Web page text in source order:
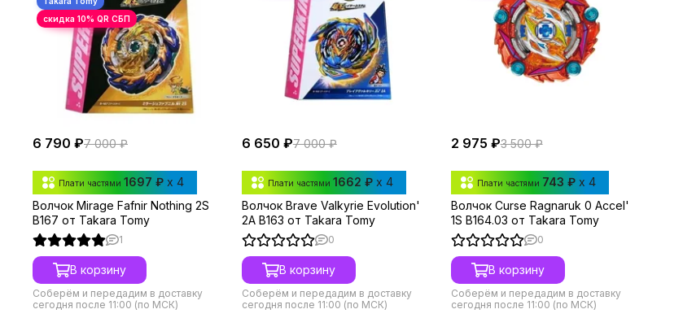
6 790 ₽7 000 ₽
Плати частями 1697 ₽ x 4
Волчок Mirage Fafnir Nothing 2S
B167 от Takara Tomy
1
В корзину
Соберём и передадим в доставку
сегодня после 11:00 (по МСК)
6 650 ₽7 000 ₽
Плати частями 1662 ₽ x 4
Волчок Brave Valkyrie Evolution'
2A B163 от Takara Tomy
0
В корзину
Соберём и передадим в доставку
сегодня после 11:00 (по МСК)
2 975 ₽3 500 ₽
Плати частями 743 ₽ x 4
Волчок Curse Ragnaruk 0 Accel'
1S B164.03 от Takara Tomy
0
В корзину
Соберём и передадим в доставку
сегодня после 11:00 (по МСК)